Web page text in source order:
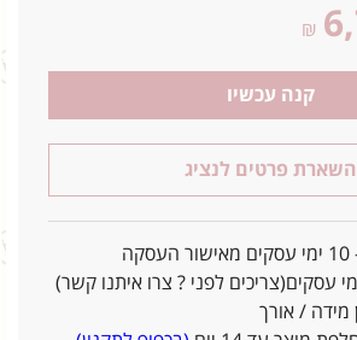
₪
קנה עכשיו
השארת פרטים לנציג
מידה / אורך